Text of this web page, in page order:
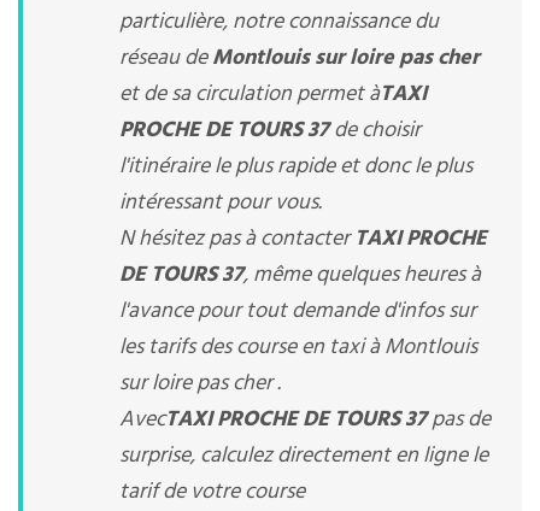
particulière, notre connaissance du
réseau deMontlouis sur loire pas cher
et de sa circulation permet àTAXI
PROCHE DE TOURS 37de choisir
l'itinéraire le plus rapide et donc le plus
intéressant pour vous.
N hésitez pas à contacterTAXI PROCHE
DE TOURS 37, même quelques heures à
l'avance pour tout demande d'infos sur
les tarifs des course en taxi à Montlouis
sur loire pas cher .
AvecTAXI PROCHE DE TOURS 37pas de
surprise, calculez directement en ligne le
tarif de votre course